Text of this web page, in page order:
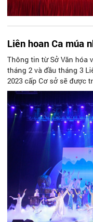
Liên hoan Ca múa
Thông tin từ Sở Văn hóa
tháng 2 và đầu tháng 3
2023 cấp Cơ sở sẽ được
sở. Các đơn vị quận,
tế tổ chức Liên hoan cấp
đặc sắc, tiêu biểu tham